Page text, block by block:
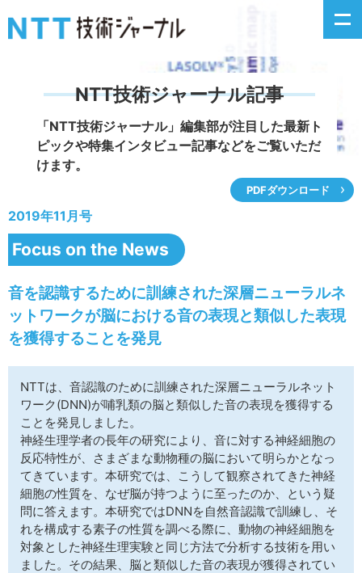
新着情報
掲載月毎記事
イベントカレンダー
問い合わせ
サイトマップ
NTT技術ジャーナル記事
「NTT技術ジャーナル」編集部が注目した最新ト
ピックや特集インタビュー記事などをご覧いただ
けます。
PDFダウンロード
2019年11月号
Focus on the News
音を認識するために訓練された深層ニューラルネ
ットワークが脳における音の表現と類似した表現
を獲得することを発見
NTTは、音認識のために訓練された深層ニューラルネット
ワーク(DNN)が哺乳類の脳と類似した音の表現を獲得する
ことを発見しました。
神経生理学者の長年の研究により、音に対する神経細胞の
反応特性が、さまざまな動物種の脳において明らかとなっ
てきています。本研究では、こうして観察されてきた神経
細胞の性質を、なぜ脳が持つように至ったのか、という疑
問に答えます。本研究ではDNNを自然音認識で訓練し、そ
れを構成する素子の性質を調べる際に、動物の神経細胞を
対象とした神経生理実験と同じ方法で分析する技術を用い
ました。その結果、脳と類似した音の表現が獲得されてい